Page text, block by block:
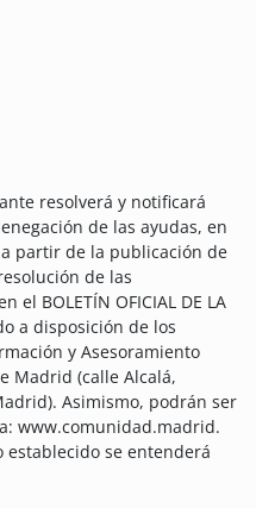
resolverá y notificará
de las ayudas, en
partir de la publicación de
de las
el BOLETÍN OFICIAL DE LA
a disposición de los
y Asesoramiento
Madrid (calle Alcalá,
Asimismo, podrán ser
www.comunidad.madrid.
establecido se entenderá